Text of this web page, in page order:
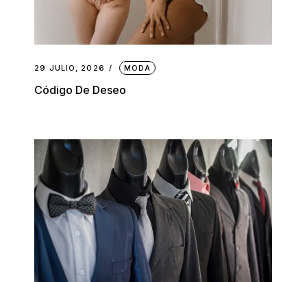
29 JULIO, 2026 MODA
Código De Deseo